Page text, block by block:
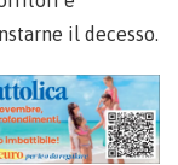
il decesso.